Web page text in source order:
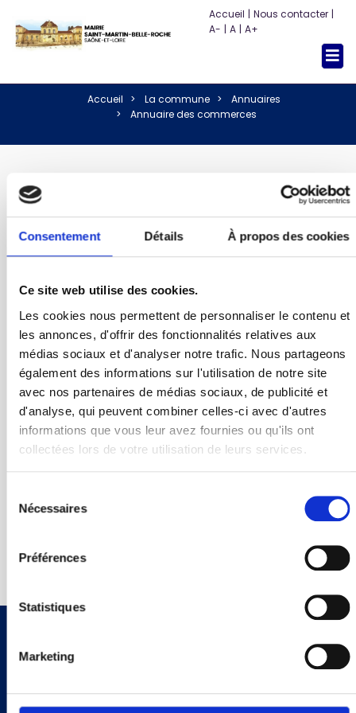
Consentement Détails À propos des cookies
Ce site web utilise des cookies.
Les cookies nous permettent de personnaliser le contenu et
les annonces, d'offrir des fonctionnalités relatives aux
médias sociaux et d'analyser notre trafic. Nous partageons
également des informations sur l'utilisation de notre site
avec nos partenaires de médias sociaux, de publicité et
d'analyse, qui peuvent combiner celles-ci avec d'autres
informations que vous leur avez fournies ou qu'ils ont
collectées lors de votre utilisation de leurs services.
Nécessaires
Préférences
Statistiques
Marketing
Accueil | Nous contacter |
A- | A | A+
Accueil La commune
Annuaires
Annuaire des commerces
Zoom
Adresse :
71118 SAINT MARTIN BELLE ROCHE
A propos Horaires d'ouverture
Mardi - 13 h 30 à 17 h 30